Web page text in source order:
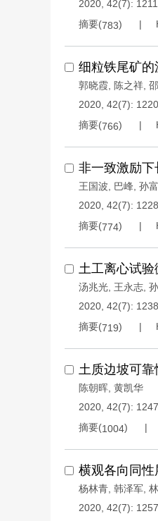
2020, 42(7):
摘要(783)
细粒铁尾矿
郭晓霞 陈之祥
2020, 42(7):
摘要(766)
非一致激励
王国波 巴峰 孙
2020, 42(7):
摘要(774)
土工离心试
汤兆光 王永志
2020, 42(7):
摘要(719)
土质边坡可
陈朝晖 黄凯华
2020, 42(7):
摘要(1004)
横观各向同
杨林青 韩泽军
2020, 42(7):